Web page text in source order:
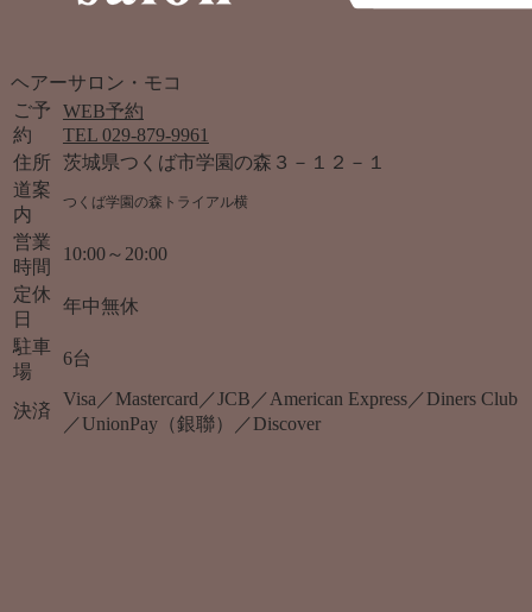
ヘアーサロン・モコ
ご予
約
WEB予約
TEL 029-879-9961
住所 茨城県つくば市学園の森３－１２－１
道案
内
つくば学園の森トライアル横
営業
時間
10:00～20:00
定休
日
年中無休
駐車
場
6台
決済
Visa／Mastercard／JCB／American Express／Diners Club
／UnionPay（銀聯）／Discover